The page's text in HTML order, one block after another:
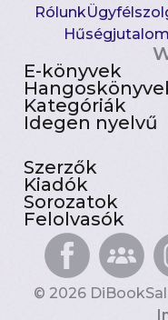
Rólunk
Hűségjutalom
E-könyvek
Kategóriák
Idegen nyelvű
Szerzők
Kiadók
Sorozatok
Felolvasók
© 2026